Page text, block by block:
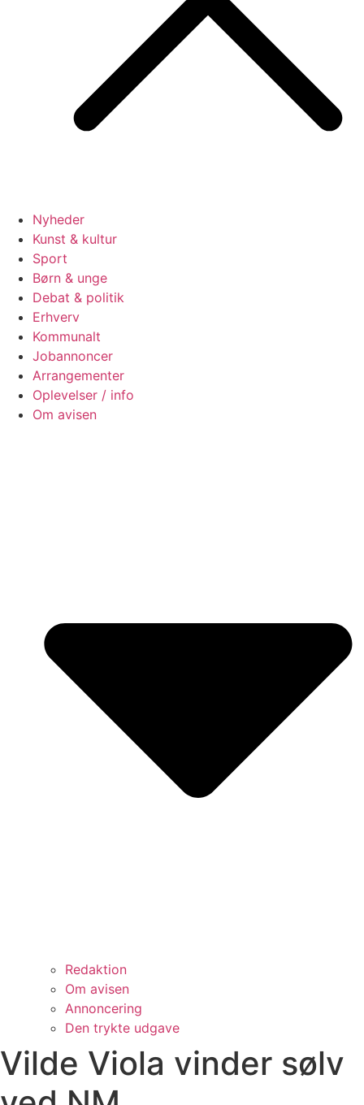
Nyheder
Kunst & kultur
Sport
Børn & unge
Debat & politik
Erhverv
Kommunalt
Jobannoncer
Arrangementer
Oplevelser / info
Om avisen
Redaktion
Om avisen
Annoncering
Den trykte udgave
Vilde Viola vinder sølv